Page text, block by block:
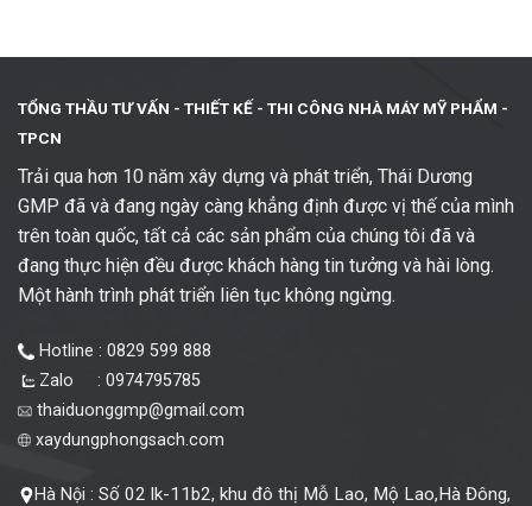
TỔNG THẦU TƯ VẤN - THIẾT KẾ - THI CÔNG NHÀ MÁY MỸ PHẨM -
TPCN
Trải qua hơn 10 năm xây dựng và phát triển, Thái Dương
GMP đã và đang ngày càng khẳng định được vị thế của mình
trên toàn quốc, tất cả các sản phẩm của chúng tôi đã và
đang thực hiện đều được khách hàng tin tưởng và hài lòng.
Một hành trình phát triển liên tục không ngừng.
Hotline : 0829 599 888
Zalo : 0974795785
thaiduonggmp@gmail.com
xaydungphongsach.com
Hà Nội : Số 02 lk-11b2, khu đô thị Mỗ Lao, Mộ Lao,Hà Đông,